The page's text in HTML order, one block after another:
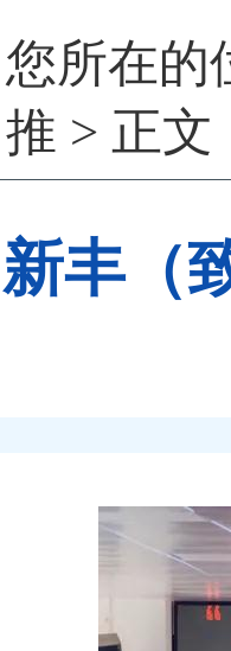
您所在的
推 > 正文
新丰（